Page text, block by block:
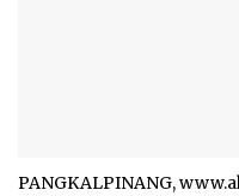
PANGKALPINANG,